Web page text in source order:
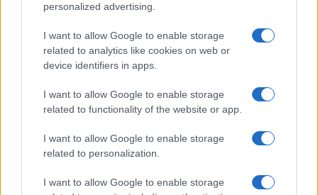
personalized advertising.
I want to allow Google to enable storage
related to analytics like cookies on web or
device identifiers in apps.
I want to allow Google to enable storage
related to functionality of the website or app.
I want to allow Google to enable storage
related to personalization.
I want to allow Google to enable storage